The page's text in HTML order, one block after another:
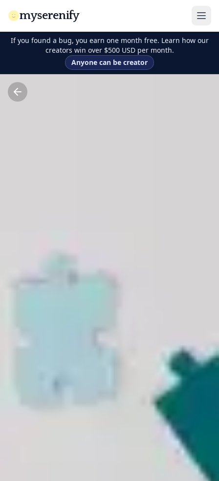
myserenify
If you found a bug, you earn one month free. Learn how our
creators win over $500 USD per month.
Anyone can be creator